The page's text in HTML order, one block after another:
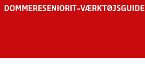
DOMMERESENIOR IT-VÆRKTØJSGUIDE